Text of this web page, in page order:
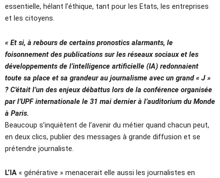
essentielle, hélant l’éthique, tant pour les Etats, les entreprises
et les citoyens.
« Et si, à rebours de certains pronostics alarmants, le
foisonnement des publications sur les réseaux sociaux et les
développements de l’intelligence artificielle (IA) redonnaient
toute sa place et sa grandeur au journalisme avec un grand « J »
? C’était l’un des enjeux débattus lors de la conférence organisée
par l’UPF internationale le 31 mai dernier à l’auditorium du Monde
à Paris.
Beaucoup s’inquiètent de l’avenir du métier quand chacun peut,
en deux clics, publier des messages à grande diffusion et se
prétendre journaliste.
L’IA « générative » menacerait elle aussi les journalistes en